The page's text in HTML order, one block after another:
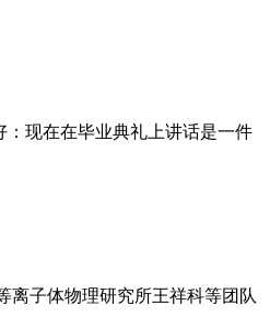
现在在毕业典礼上讲话是一件
离子体物理研究所王祥科等团队